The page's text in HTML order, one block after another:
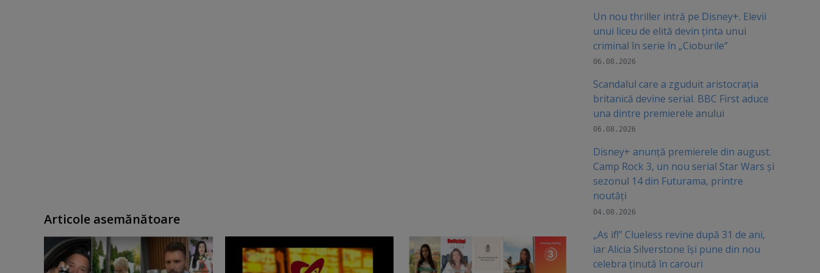
Articole asemănătoare
Un nou thriller intră pe Disney+. Elevii
unui liceu de elită devin ținta unui
criminal în serie în „Cioburile”
06.08.2026
Scandalul care a zguduit aristocrația
britanică devine serial. BBC First aduce
una dintre premierele anului
06.08.2026
Disney+ anunță premierele din august.
Camp Rock 3, un nou serial Star Wars și
sezonul 14 din Futurama, printre
noutăți
04.08.2026
„As if!” Clueless revine după 31 de ani,
iar Alicia Silverstone își pune din nou
celebra ținută în carouri